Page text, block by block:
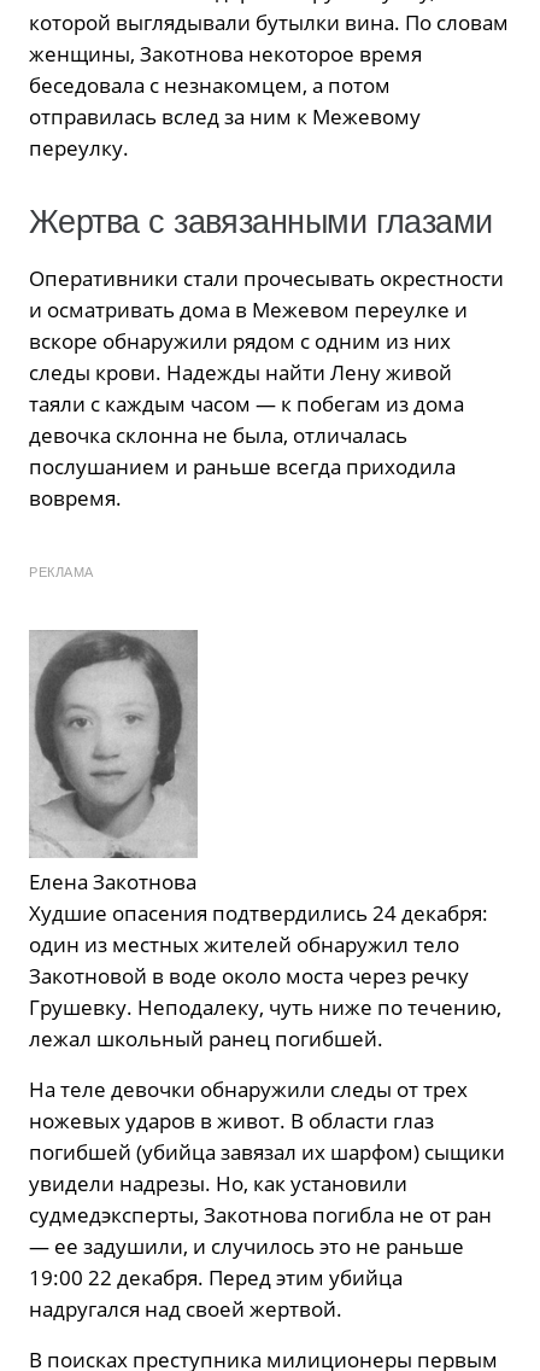
которой выглядывали бутылки вина. По словам
женщины, Закотнова некоторое время
беседовала с незнакомцем, а потом
отправилась вслед за ним к Межевому
переулку.
Жертва с завязанными глазами
Оперативники стали прочесывать окрестности
и осматривать дома в Межевом переулке и
вскоре обнаружили рядом с одним из них
следы крови. Надежды найти Лену живой
таяли с каждым часом — к побегам из дома
девочка склонна не была, отличалась
послушанием и раньше всегда приходила
вовремя.
РЕКЛАМА
Елена Закотнова
Худшие опасения подтвердились 24 декабря:
один из местных жителей обнаружил тело
Закотновой в воде около моста через речку
Грушевку. Неподалеку, чуть ниже по течению,
лежал школьный ранец погибшей.
На теле девочки обнаружили следы от трех
ножевых ударов в живот. В области глаз
погибшей (убийца завязал их шарфом) сыщики
увидели надрезы. Но, как установили
судмедэксперты, Закотнова погибла не от ран
— ее задушили, и случилось это не раньше
19:00 22 декабря. Перед этим убийца
надругался над своей жертвой.
В поисках преступника милиционеры первым